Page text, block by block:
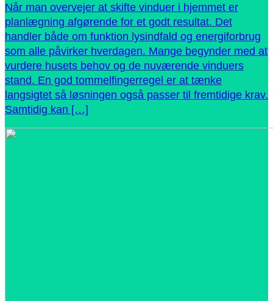
Når man overvejer at skifte vinduer i hjemmet er
planlægning afgørende for et godt resultat. Det
handler både om funktion lysindfald og energiforbrug
som alle påvirker hverdagen. Mange begynder med at
vurdere husets behov og de nuværende vinduers
stand. En god tommelfingerregel er at tænke
langsigtet så løsningen også passer til fremtidige krav.
Samtidig kan […]